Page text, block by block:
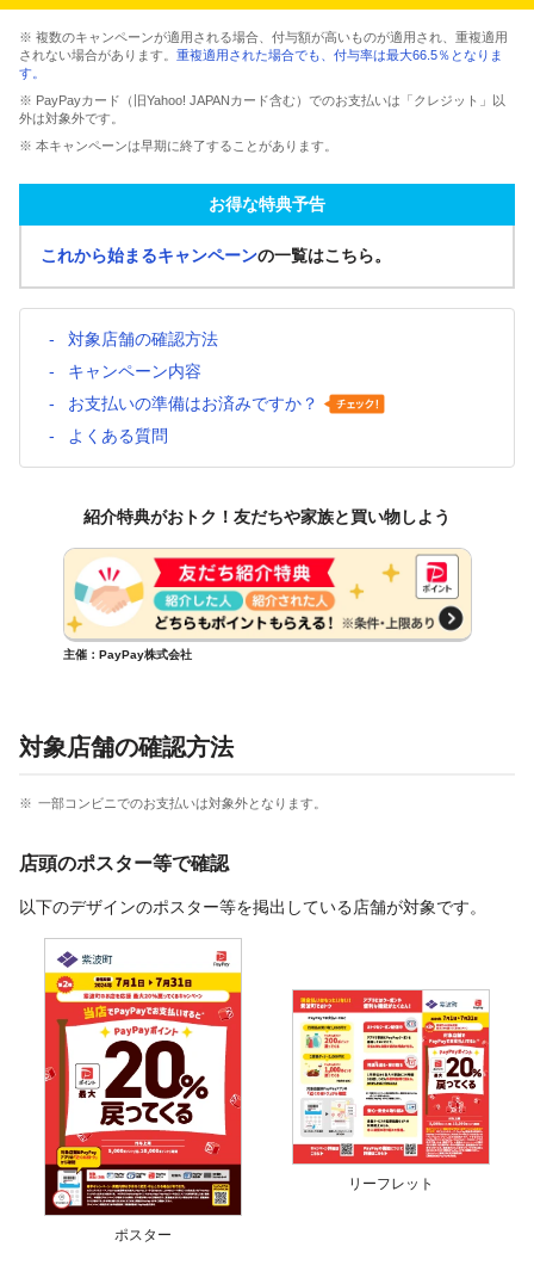
※ 複数のキャンペーンが適用される場合、付与額が高いものが適用され、重複適用
されない場合があります。 重複適用された場合でも、付与率は最大66.5％となりま
す。
※ PayPayカード（旧Yahoo! JAPANカード含む）でのお支払いは「クレジット」以
外は対象外です。
※ 本キャンペーンは早期に終了することがあります。
お得な特典予告
これから始まるキャンペーンの一覧はこちら。
対象店舗の確認方法
キャンペーン内容
お支払いの準備はお済みですか？
よくある質問
紹介特典がおトク！友だちや家族と買い物しよう
主催：PayPay株式会社
対象店舗の確認方法
一部コンビニでのお支払いは対象外となります。
店頭のポスター等で確認
以下のデザインのポスター等を掲出している店舗が対象です。
ポスター
リーフレット